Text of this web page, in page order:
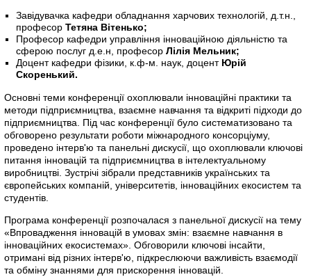
Завідувачка кафедри обладнання харчових технологій, д.т.н.,
професорТетяна Вітенько;
Професор кафедри управління інноваційною діяльністю та
сферою послуг д.е.н, професорЛілія Мельник;
Доцент кафедри фізики, к.ф-м. наук, доцент Юрій
Скоренький.
Основні теми конференції охоплювали інноваційні практики та
методи підприємництва, взаємне навчання та відкриті підходи до
підприємництва. Під час конференції було систематизовано та
обговорено результати роботи міжнародного консорціуму,
проведено інтерв'ю та панельні дискусії, що охоплювали ключові
питання інновацій та підприємництва в інтелектуальному
виробництві. Зустрічі зібрали представників українських та
європейських компаній, університетів, інноваційних екосистем та
студентів.
Програма конференції розпочалася з панельної дискусії на тему
«Впровадження інновацій в умовах змін: взаємне навчання в
інноваційних екосистемах». Обговорили ключові інсайти,
отримані від різних інтерв'ю, підкреслюючи важливість взаємодії
та обміну знаннями для прискорення інновацій.